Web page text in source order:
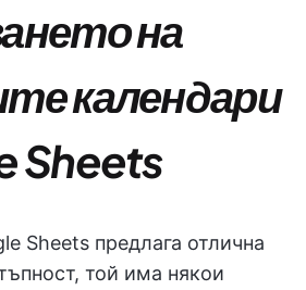
на
календари
Sheets
Sheets предлага отлична
той има някои